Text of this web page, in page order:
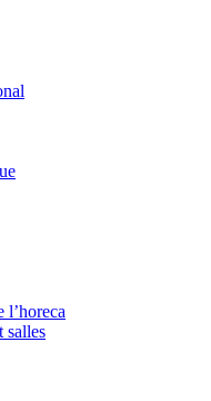
l’horeca
salles